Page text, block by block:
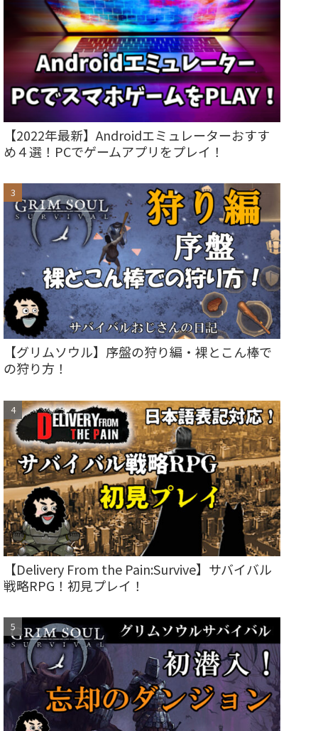
【2022年最新】Androidエミュレーターおすす
め４選！PCでゲームアプリをプレイ！
【グリムソウル】序盤の狩り編・裸とこん棒で
の狩り方！
【Delivery From the Pain:Survive】サバイバル
戦略RPG！初見プレイ！